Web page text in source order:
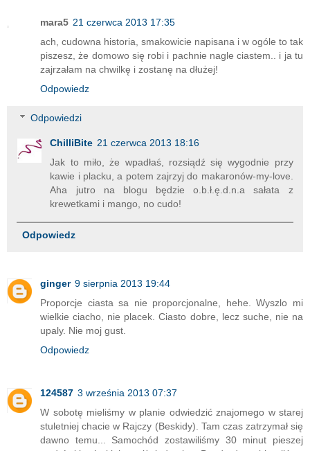
mara5 21 czerwca 2013 17:35
ach, cudowna historia, smakowicie napisana i w ogóle to tak
piszesz, że domowo się robi i pachnie nagle ciastem.. i ja tu
zajrzałam na chwilkę i zostanę na dłużej!
Odpowiedz
Odpowiedzi
ChilliBite 21 czerwca 2013 18:16
Jak to miło, że wpadłaś, rozsiądź się wygodnie przy
kawie i placku, a potem zajrzyj do makaronów-my-love.
Aha jutro na blogu będzie o.b.ł.ę.d.n.a sałata z
krewetkami i mango, no cudo!
Odpowiedz
ginger 9 sierpnia 2013 19:44
Proporcje ciasta sa nie proporcjonalne, hehe. Wyszlo mi
wielkie ciacho, nie placek. Ciasto dobre, lecz suche, nie na
upaly. Nie moj gust.
Odpowiedz
124587 3 września 2013 07:37
W sobotę mieliśmy w planie odwiedzić znajomego w starej
stuletniej chacie w Rajczy (Beskidy). Tam czas zatrzymał się
dawno temu... Samochód zostawiliśmy 30 minut pieszej